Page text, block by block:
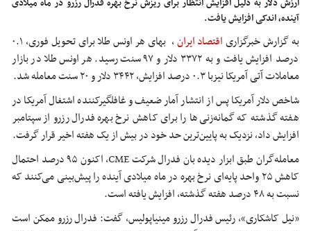
ارزش دلار به دلیل افزایش انتظار برای ریزش نرخ بهره فدرال رزرو در ماه میلادی
آینده، اندکی افزایش یافت.
به گزارش خبرگزاریاقتصاد ایران,
بهای هر اونس طلا برای تحویل فوری، ۰.۱
درصد افزایش یافت و به ۳۳۷۲ دلار و ۹۷ سنت رسید. هر اونس طلا در بازار
معاملات آتی آمریکا نیزبا ۰.۳ درصد افزایش، ۳۴۴۲ دلار و ۲۰ سنت معامله شد.
شاخص دلار آمریکا پس از انتشار آمار ضعیف و غافلگیرکننده اشتغال آمریکا در
هفته گذشته که گمانه‌زنی‌ها را برای کاهش نرخ بهره فدرال رزرو از سپتامبر
افزایش داد، نزدیک به پایین‌ترین حد خود در بیش از یک هفته اخیر قرار گرفت.
معامله‌گران طبق ابزار دیده بان فدرال شرکت CME، اکنون ۹۵ درصد احتمال
کاهش ۲۵ واحد پایه‌ای نرخ بهره در ماه میلادی آینده را پیش‌بینی می‌کنند که
نسبت به ۴۸ درصد هفته گذشته، افزایش یافته است.
«نیل کاشکاری»، رئیس فدرال رزرو مینیاپولیس، گفت: فدرال رزرو ممکن است